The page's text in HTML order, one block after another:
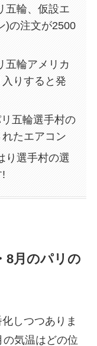
輪、仮設エ
)の注文が2500
輪アメリカ
りすると発
五輪選手村の
たエアコン
選手村の選
8月のパリの
しつつありま
気温はどの位